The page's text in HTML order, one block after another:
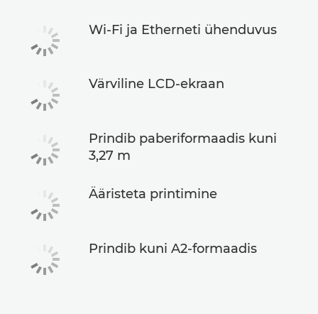
Wi-Fi ja Etherneti ühenduvus
Värviline LCD-ekraan
Prindib paberiformaadis kuni
3,27 m
Ääristeta printimine
Prindib kuni A2-formaadis